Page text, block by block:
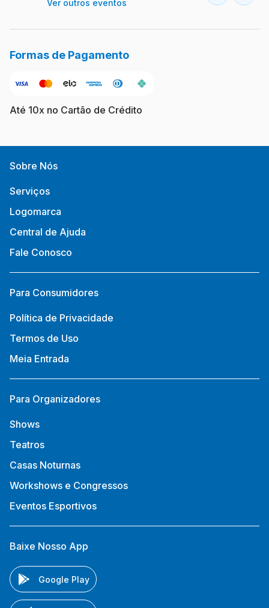
Ver outros eventos
Formas de Pagamento
Até 10x no Cartão de Crédito
Sobre Nós
Serviços
Logomarca
Central de Ajuda
Fale Conosco
Para Consumidores
Política de Privacidade
Termos de Uso
Meia Entrada
Para Organizadores
Shows
Teatros
Casas Noturnas
Workshows e Congressos
Eventos Esportivos
Baixe Nosso App
Google Play